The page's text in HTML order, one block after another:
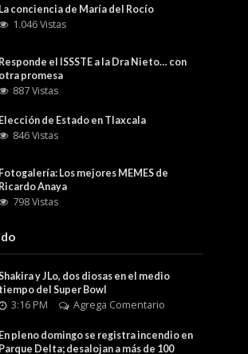
La conciencia de María del Rocío
1.046 Vistas
Responde el ISSSTE a la Dra Nieto… con
otra promesa
887 Vistas
Elección de Estado en Tlaxcala
846 Vistas
Fotogalería: Los mejores MEMES de
Ricardo Anaya
798 Vistas
y JLo, dos diosas en el medio
tiempo del Super Bowl
3:16 PM Agrega Comentario
En pleno domingo se registra incendio en
Parque Delta; desalojan a más de 100